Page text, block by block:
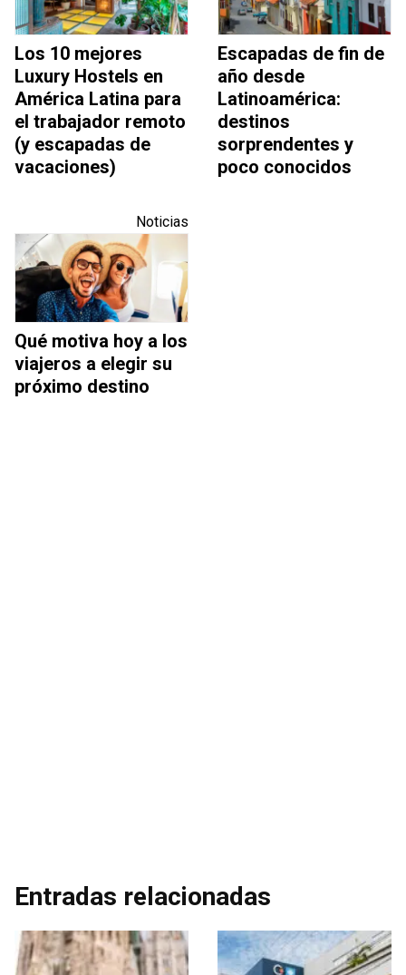
Los 10 mejores
Luxury Hostels en
América Latina para
el trabajador remoto
(y escapadas de
vacaciones)
Escapadas de fin de
año desde
Latinoamérica:
destinos
sorprendentes y
poco conocidos
Noticias
Qué motiva hoy a los
viajeros a elegir su
próximo destino
Entradas relacionadas